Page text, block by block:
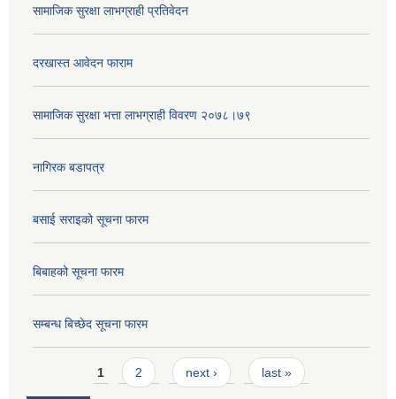
सामाजिक सुरक्षा लाभग्राही प्रतिवेदन
दरखास्त आवेदन फाराम
सामाजिक सुरक्षा भत्ता लाभग्राही विवरण २०७८।७९
नागिरक बडापत्र
बसाई सराइको सूचना फारम
बिबाहको सूचना फारम
सम्बन्ध बिच्छेद सूचना फारम
Pages1 2 next › last »